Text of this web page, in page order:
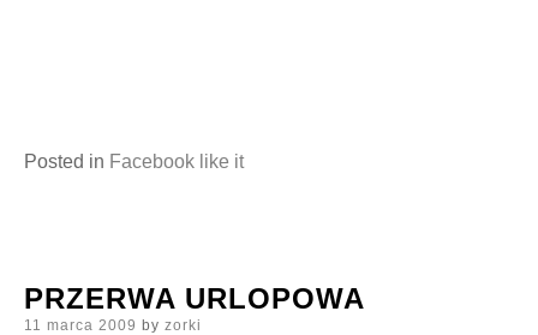
Posted in Facebook like it
PRZERWA URLOPOWA
Posted
11 marca 2009 by zorki